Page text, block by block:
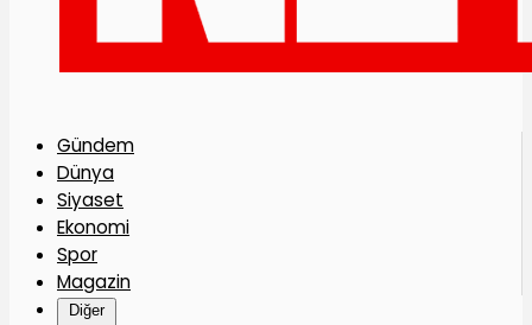
Gündem
Dünya
Siyaset
Ekonomi
Spor
Magazin
Diğer